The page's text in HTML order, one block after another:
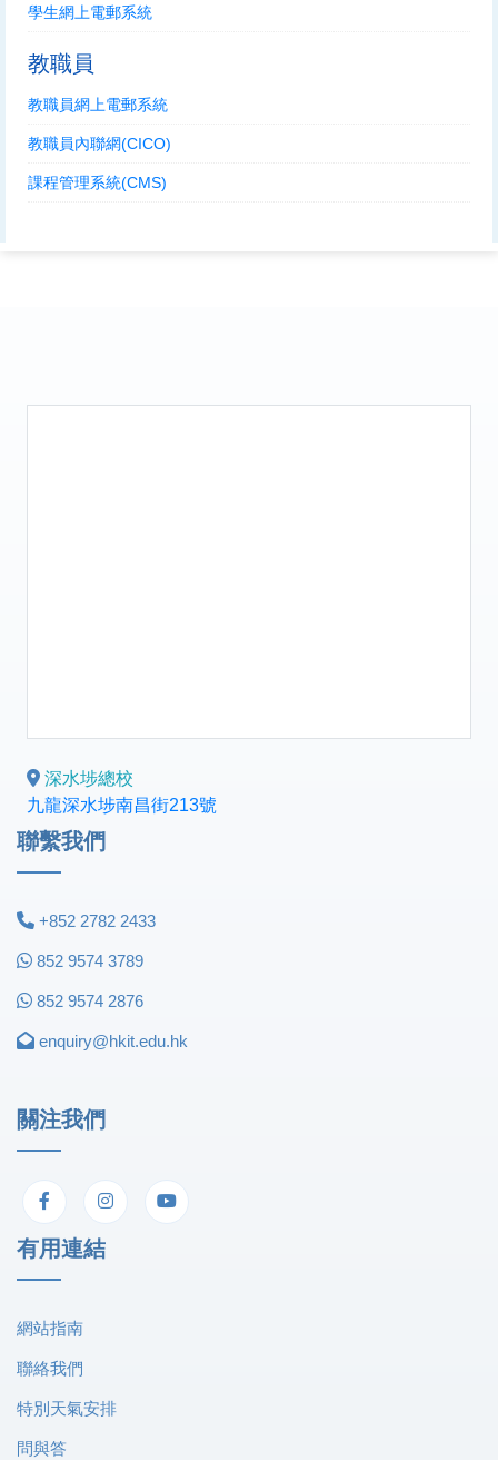
學生網上電郵系統
教職員
教職員網上電郵系統
教職員內聯網(CICO)
課程管理系統(CMS)
深水埗總校
九龍深水埗南昌街213號
聯繫我們
+852 2782 2433
852 9574 3789
852 9574 2876
enquiry@hkit.edu.hk
關注我們
有用連結
網站指南
聯絡我們
特別天氣安排
問與答